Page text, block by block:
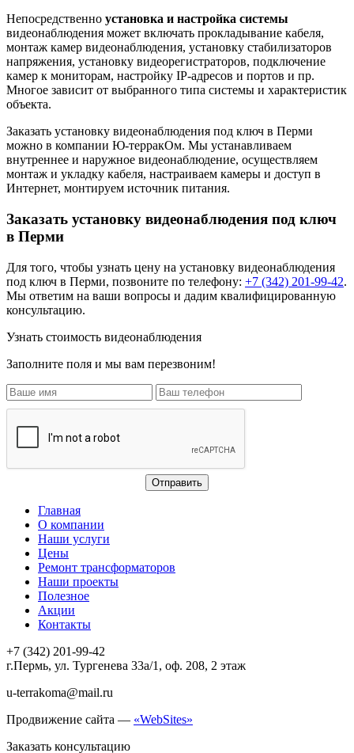
Непосредственно установка и настройка системы
видеонаблюдения может включать прокладывание кабеля,
монтаж камер видеонаблюдения, установку стабилизаторов
напряжения, установку видеорегистраторов, подключение
камер к мониторам, настройку IP-адресов и портов и пр.
Многое зависит от выбранного типа системы и характеристик
объекта.
Заказать установку видеонаблюдения под ключ в Перми
можно в компании Ю-терракОм. Мы устанавливаем
внутреннее и наружное видеонаблюдение, осуществляем
монтаж и укладку кабеля, настраиваем камеры и доступ в
Интернет, монтируем источник питания.
Заказать установку видеонаблюдения под ключ
в Перми
Для того, чтобы узнать цену на установку видеонаблюдения
под ключ в Перми, позвоните по телефону: +7 (342) 201-99-42.
Мы ответим на ваши вопросы и дадим квалифицированную
консультацию.
Узнать стоимость видеонаблюдения
Заполните поля и мы вам перезвоним!
Главная
О компании
Наши услуги
Цены
Ремонт трансформаторов
Наши проекты
Полезное
Акции
Контакты
+7 (342) 201-99-42
г.Пермь, ул. Тургенева 33а/1, оф. 208, 2 этаж
u-terrakoma@mail.ru
Продвижение сайта — «WebSites»
Заказать консультацию